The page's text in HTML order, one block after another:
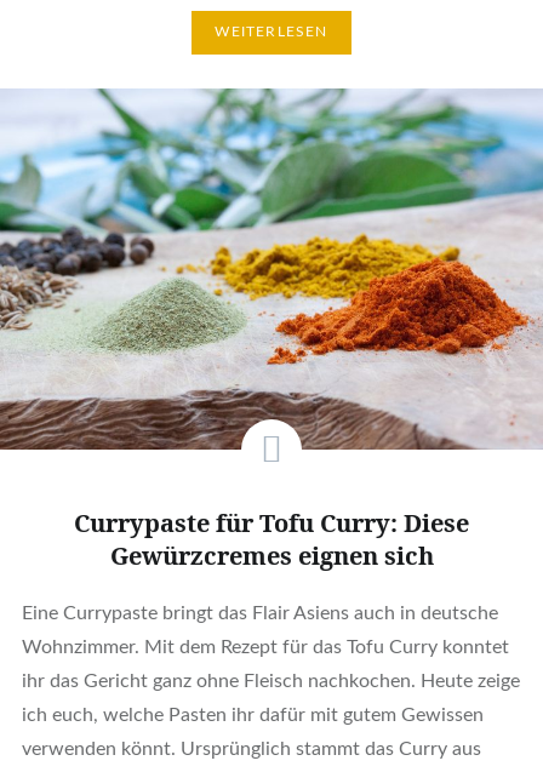
WEITERLESEN
Currypaste für Tofu Curry: Diese
Gewürzcremes eignen sich
Eine Currypaste bringt das Flair Asiens auch in deutsche
Wohnzimmer. Mit dem Rezept für das Tofu Curry konntet
ihr das Gericht ganz ohne Fleisch nachkochen. Heute zeige
ich euch, welche Pasten ihr dafür mit gutem Gewissen
verwenden könnt. Ursprünglich stammt das Curry aus